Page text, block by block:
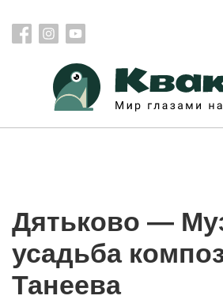
Дятьково —
усадьба
Танеева